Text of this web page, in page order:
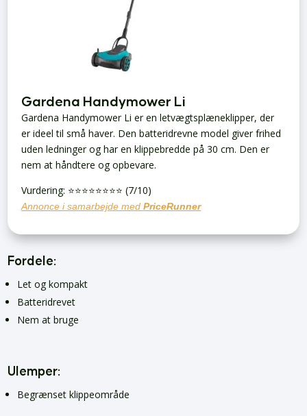
Gardena Handymower Li
Gardena Handymower Li er en letvægtsplæneklipper, der
er ideel til små haver. Den batteridrevne model giver frihed
uden ledninger og har en klippebredde på 30 cm. Den er
nem at håndtere og opbevare.
Vurdering: ⭐️⭐️⭐️⭐️⭐️⭐️⭐️⭐️ (7/10)
Annonce i samarbejde medPriceRunner
Fordele:
Let og kompakt
Batteridrevet
Nem at bruge
Ulemper:
Begrænset klippeområde